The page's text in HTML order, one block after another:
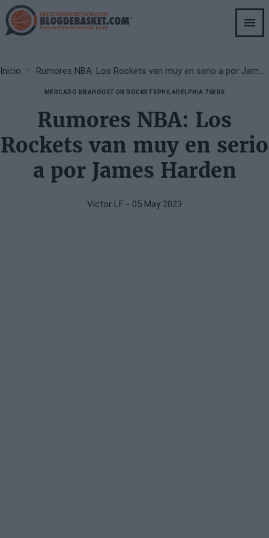
Skip
to
main
Breadcrumb
Inicio Rumores NBA: Los Rockets van muy en serio a por James Harden
MERCADO NBAHOUSTON ROCKETS PHILADELPHIA 76ERS
Rumores NBA: Los
Rockets van muy en serio
a por James Harden
Víctor LF - 05 May 2023